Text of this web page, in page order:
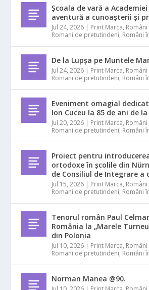
Școala de vară a
aventură a cunoașterii și
Jul 24, 2026 Print Marca,
Romani de pretutindeni, Români
De la Lupșa pe Muntele
Jul 24, 2026 Print Marca,
Romani de pretutindeni, Români
Eveniment omagial
Ion Cuceu la 85 de ani de
Jul 20, 2026 Print Marca,
Romani de pretutindeni, Români
Proiect pentru
ortodoxe în școlile din
de Consiliul de Integrare a
Jul 15, 2026 Print Marca,
Romani de pretutindeni, Români
Tenorul român Paul
România la „Marele
din Polonia
Jul 10, 2026 Print Marca,
Romani de pretutindeni, Români
Norman Manea @90.